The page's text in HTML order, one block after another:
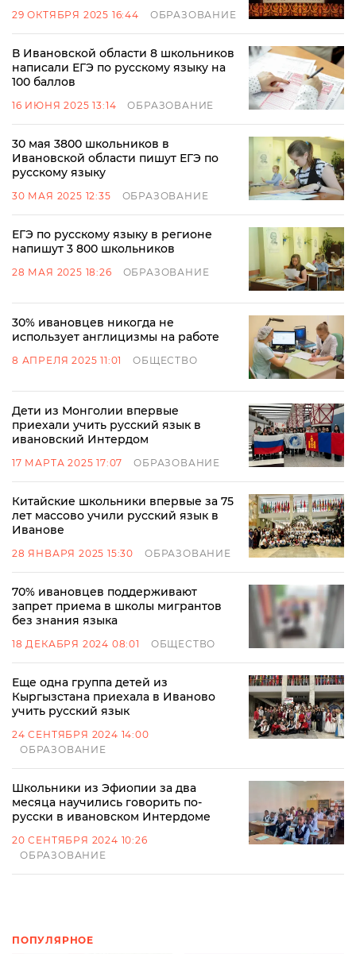
29 ОКТЯБРЯ 2025 16:44 ОБРАЗОВАНИЕ
В Ивановской области 8 школьников
написали ЕГЭ по русскому языку на
100 баллов
16 ИЮНЯ 2025 13:14 ОБРАЗОВАНИЕ
30 мая 3800 школьников в
Ивановской области пишут ЕГЭ по
русскому языку
30 МАЯ 2025 12:35 ОБРАЗОВАНИЕ
ЕГЭ по русскому языку в регионе
напишут 3 800 школьников
28 МАЯ 2025 18:26 ОБРАЗОВАНИЕ
30% ивановцев никогда не
использует англицизмы на работе
8 АПРЕЛЯ 2025 11:01 ОБЩЕСТВО
Дети из Монголии впервые
приехали учить русский язык в
ивановский Интердом
17 МАРТА 2025 17:07 ОБРАЗОВАНИЕ
Китайские школьники впервые за 75
лет массово учили русский язык в
Иванове
28 ЯНВАРЯ 2025 15:30 ОБРАЗОВАНИЕ
70% ивановцев поддерживают
запрет приема в школы мигрантов
без знания языка
18 ДЕКАБРЯ 2024 08:01 ОБЩЕСТВО
Еще одна группа детей из
Кыргызстана приехала в Иваново
учить русский язык
24 СЕНТЯБРЯ 2024 14:00
ОБРАЗОВАНИЕ
Школьники из Эфиопии за два
месяца научились говорить по-
русски в ивановском Интердоме
20 СЕНТЯБРЯ 2024 10:26
ОБРАЗОВАНИЕ
ПОПУЛЯРНОЕ